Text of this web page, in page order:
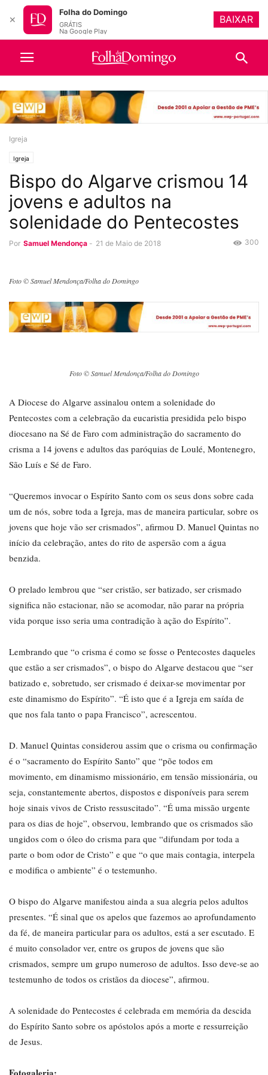
Igreja
Igreja
Bispo do Algarve crismou 14
jovens e adultos na
solenidade do Pentecostes
Por Samuel Mendonça - 21 de Maio de 2018 300
Foto © Samuel Mendonça/Folha do Domingo
Foto © Samuel Mendonça/Folha do Domingo
A Diocese do Algarve assinalou ontem a solenidade do
Pentecostes com a celebração da eucaristia presidida pelo bispo
diocesano na Sé de Faro com administração do sacramento do
crisma a 14 jovens e adultos das paróquias de Loulé, Montenegro,
São Luís e Sé de Faro.
“Queremos invocar o Espírito Santo com os seus dons sobre cada
um de nós, sobre toda a Igreja, mas de maneira particular, sobre os
jovens que hoje vão ser crismados”, afirmou D. Manuel Quintas no
início da celebração, antes do rito de aspersão com a água
benzida.
O prelado lembrou que “ser cristão, ser batizado, ser crismado
significa não estacionar, não se acomodar, não parar na própria
vida porque isso seria uma contradição à ação do Espírito”.
Lembrando que “o crisma é como se fosse o Pentecostes daqueles
que estão a ser crismados”, o bispo do Algarve destacou que “ser
batizado e, sobretudo, ser crismado é deixar-se movimentar por
este dinamismo do Espírito”. “É isto que é a Igreja em saída de
que nos fala tanto o papa Francisco”, acrescentou.
D. Manuel Quintas considerou assim que o crisma ou confirmação
é o “sacramento do Espírito Santo” que “põe todos em
movimento, em dinamismo missionário, em tensão missionária, ou
seja, constantemente abertos, dispostos e disponíveis para serem
hoje sinais vivos de Cristo ressuscitado”. “É uma missão urgente
para os dias de hoje”, observou, lembrando que os crismados são
ungidos com o óleo do crisma para que “difundam por toda a
parte o bom odor de Cristo” e que “o que mais contagia, interpela
e modifica o ambiente” é o testemunho.
O bispo do Algarve manifestou ainda a sua alegria pelos adultos
presentes. “É sinal que os apelos que fazemos ao aprofundamento
da fé, de maneira particular para os adultos, está a ser escutado. E
é muito consolador ver, entre os grupos de jovens que são
crismados, sempre um grupo numeroso de adultos. Isso deve-se ao
testemunho de todos os cristãos da diocese”, afirmou.
A solenidade do Pentecostes é celebrada em memória da descida
do Espírito Santo sobre os apóstolos após a morte e ressurreição
de Jesus.
✕
Folha do Domingo
GRÁTIS
Na Google Play
BAIXAR